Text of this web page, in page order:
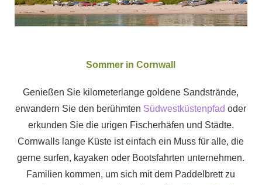
Sommer in Cornwall
Genießen Sie kilometerlange goldene Sandstrände,
erwandern Sie den berühmten Südwestküstenpfad oder
erkunden Sie die urigen Fischerhäfen und Städte.
Cornwalls lange Küste ist einfach ein Muss für alle, die
gerne surfen, kayaken oder Bootsfahrten unternehmen.
Familien kommen, um sich mit dem Paddelbrett zu